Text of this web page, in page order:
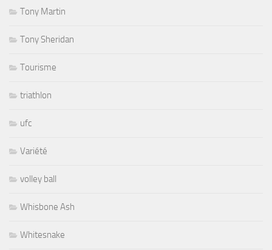
Tony Martin
Tony Sheridan
Tourisme
triathlon
ufc
Variété
volley ball
Whisbone Ash
Whitesnake